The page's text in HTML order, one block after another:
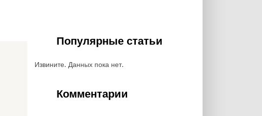
Популярные статьи
Извините. Данных пока нет.
Комментарии